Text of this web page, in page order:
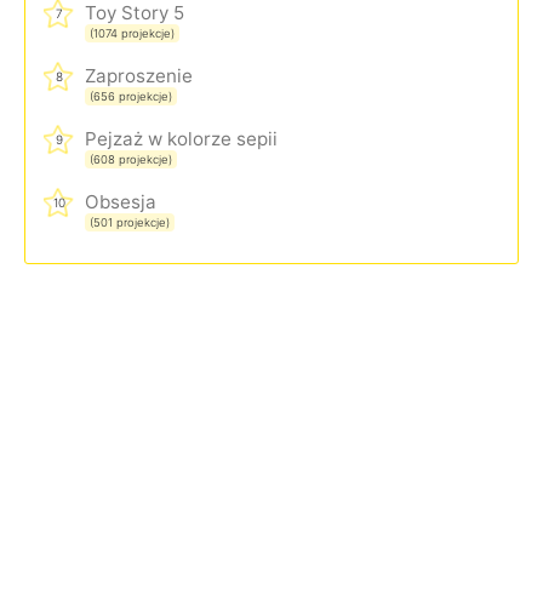
7 Toy Story 5
(1074 projekcje)
8 Zaproszenie
(656 projekcje)
9 Pejzaż w kolorze sepii
(608 projekcje)
10 Obsesja
(501 projekcje)